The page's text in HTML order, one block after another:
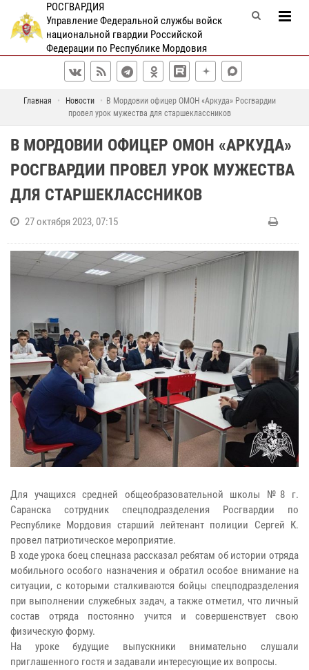
РОСГВАРДИЯ
Управление Федеральной службы войск
национальной гвардии Российской
Федерации по Республике Мордовия
Главная Новости
В Мордовии офицер ОМОН «Аркуда» Росгвардии
провел урок мужества для старшеклассников
В МОРДОВИИ ОФИЦЕР ОМОН «АРКУДА»
РОСГВАРДИИ ПРОВЕЛ УРОК МУЖЕСТВА
ДЛЯ СТАРШЕКЛАССНИКОВ
27 октября 2023, 07:15
Для учащихся средней общеобразовательной школы №8 г.
Саранска сотрудник спецподразделения Росгвардии по
Республике Мордовия старший лейтенант полиции Сергей К.
провел патриотическое мероприятие.
В ходе урока боец спецназа рассказал ребятам об истории отряда
мобильного особого назначения и обратил особое внимание на
ситуации, с которыми сталкиваются бойцы спецподразделения
при выполнении служебных задач, а также отметил, что личный
состав отряда постоянно учится и совершенствует свою
физическую форму.
На уроке будущие выпускники внимательно слушали
приглашенного гостя и задавали интересующие их вопросы.